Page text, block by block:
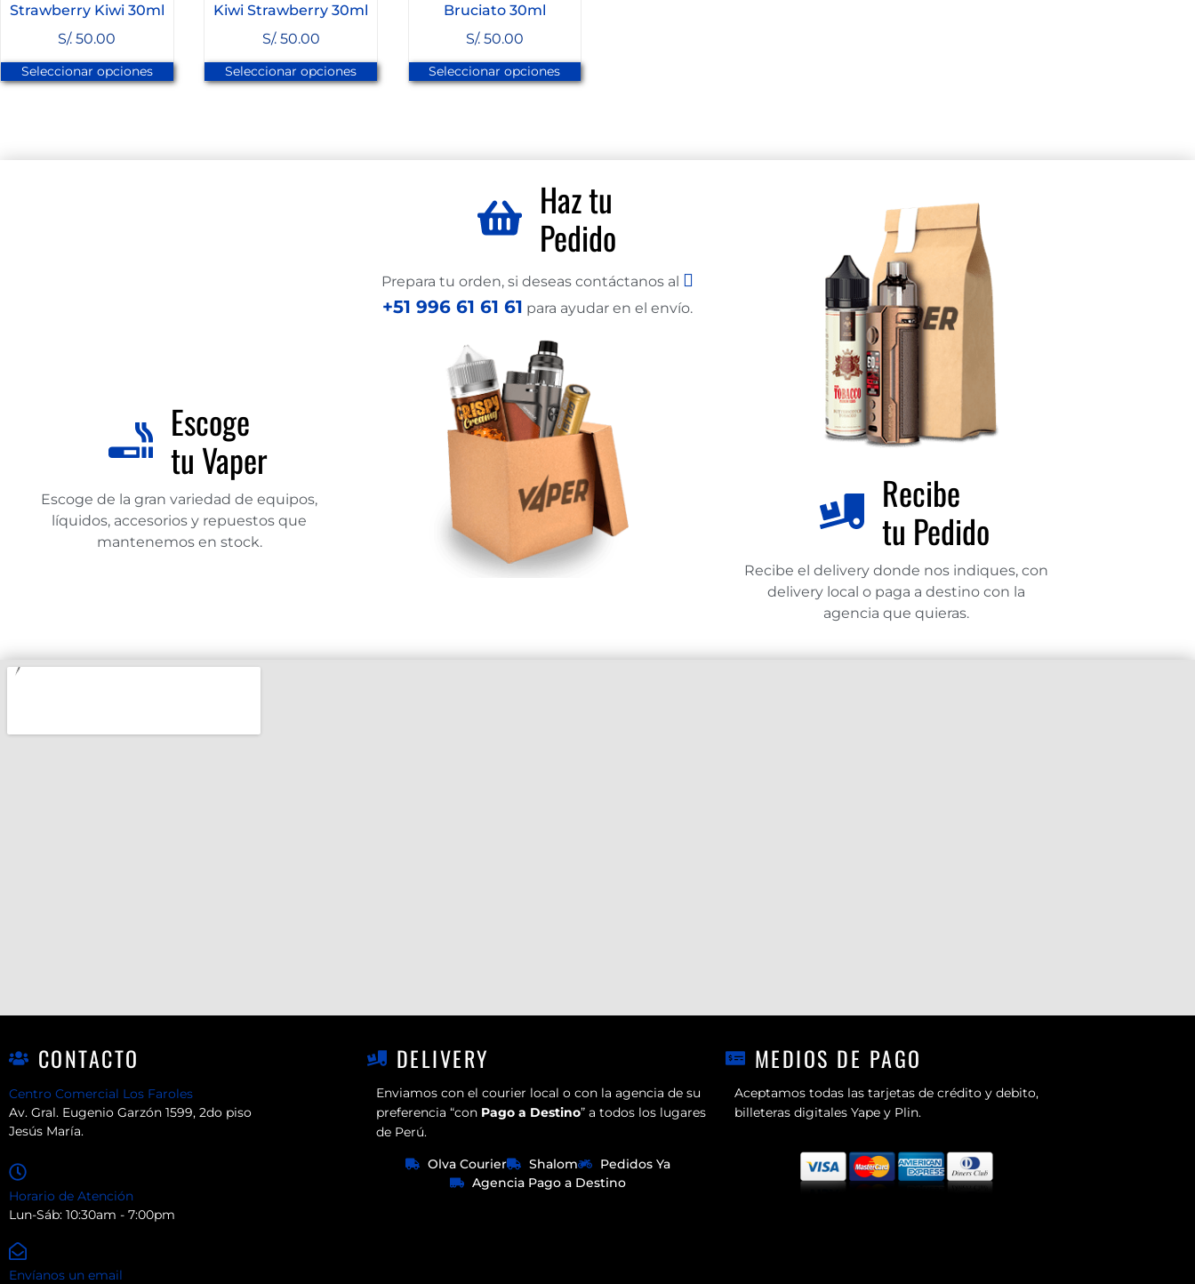
Strawberry Kiwi 30ml
S/. 50.00
Seleccionar opciones
Kiwi Strawberry 30ml
S/.50.00
Seleccionar opciones
Bruciato 30ml
S/.50.00
Seleccionar opciones
Escoge
tu Vaper
Escoge de la gran variedad de equipos,
líquidos, accesorios y repuestos que
mantenemos en stock.
Haz tu
Pedido
Prepara tu orden, si deseas contáctanos al
+51 996 61 61 61 para ayudar en el envío.
Recibe
tu Pedido
Recibe el delivery donde nos indiques, con
delivery local o paga a destino con la
agencia que quieras.
CONTACTO
Centro Comercial Los Faroles
Av. Gral. Eugenio Garzón 1599, 2do piso
Jesús María.
Horario de Atención
Lun-Sáb: 10:30am - 7:00pm
Envíanos un email
DELIVERY
Enviamos con el courier local o con la agencia de su
preferencia “con Pago a Destino” a todos los lugares
de Perú.
Olva Courier
Shalom
Pedidos Ya
Agencia Pago a Destino
MEDIOS DE PAGO
Aceptamos todas las tarjetas de crédito y debito,
billeteras digitales Yape y Plin.